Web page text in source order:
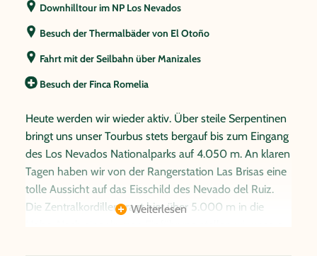
Downhilltour im NP Los Nevados
Besuch der Thermalbäder von El Otoño
Fahrt mit der Seilbahn über Manizales
Besuch der Finca Romelia
Heute werden wir wieder aktiv. Über steile Serpentinen
bringt uns unser Tourbus stets bergauf bis zum Eingang
des Los Nevados Nationalparks auf 4.050 m. An klaren
Tagen haben wir von der Rangerstation Las Brisas eine
tolle Aussicht auf das Eisschild des Nevado del Ruiz.
Die Zentralkordillere ragt hier über 5.000 m in die
Weiterlesen